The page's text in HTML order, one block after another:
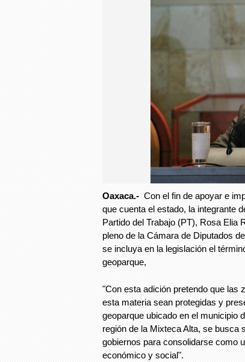
Oaxaca.- Con el fin de apoyar e
que cuenta el estado, la integrante
Partido del Trabajo (PT), Rosa Elia
pleno de la Cámara de Diputados
se incluya en la legislación el
geoparque,
"Con esta adición pretendo que las
esta materia sean protegidas y
geoparque ubicado en el municipio
región de la Mixteca Alta, se busca
gobiernos para consolidarse como
económico y social".